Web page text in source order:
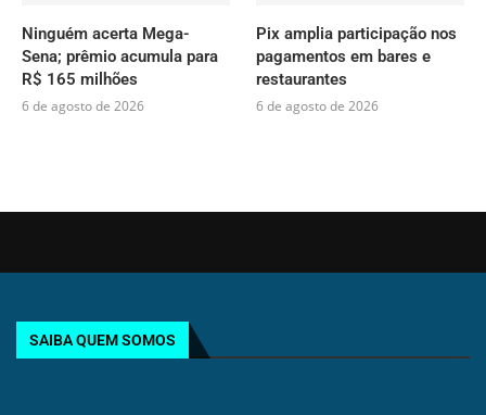
Ninguém acerta Mega-
Sena; prêmio acumula para
R$ 165 milhões
6 de agosto de 2026
Pix amplia participação nos
pagamentos em bares e
restaurantes
6 de agosto de 2026
SAIBA QUEM SOMOS